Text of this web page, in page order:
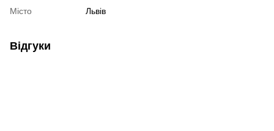
Місто Львів
Відгуки